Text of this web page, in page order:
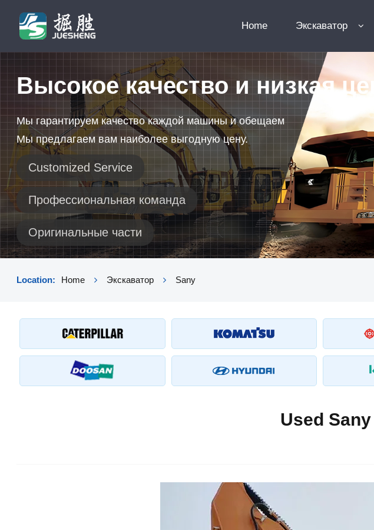
Home Экскаватор
Высокое качество и низкая
Мы гарантируем качество каждой машины и обещаем
Мы предлагаем вам наиболее выгодную цену.
Customized Service
Профессиональная команда
Оригинальные части
Location: Home Экскаватор Sany
Used